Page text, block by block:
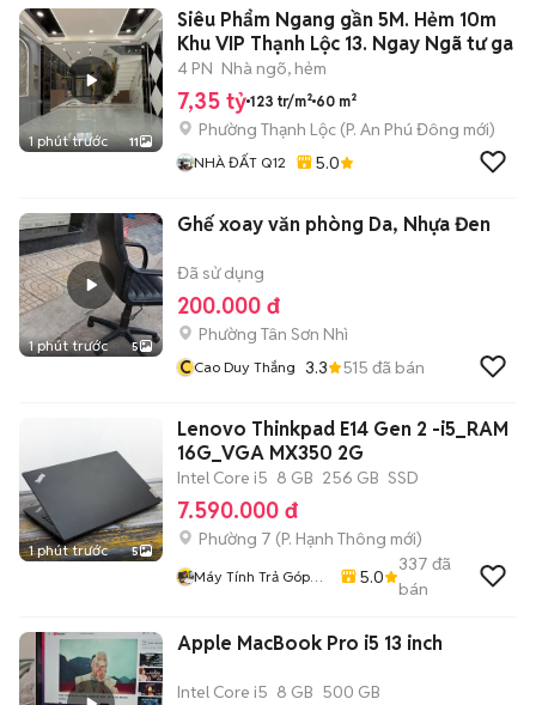
1 phút trước 11
Siêu Phẩm Ngang gần 5M. Hẻm 10m
Khu VIP Thạnh Lộc 13. Ngay Ngã tư ga
4 PN Nhà ngõ, hẻm
7,35 tỷ 123 tr/m² 60 m²
Phường Thạnh Lộc (P. An Phú Đông mới)
NHÀ ĐẤT Q12 5.0
1 phút trước 5
Ghế xoay văn phòng Da, Nhựa Đen
Đã sử dụng
200.000 đ
Phường Tân Sơn Nhì
CCao Duy Thắng 3.3 515 đã bán
1 phút trước 5
Lenovo Thinkpad E14 Gen 2 -i5_RAM
16G_VGA MX350 2G
Intel Core i5 8 GB 256 GB SSD
7.590.000 đ
Phường 7 (P. Hạnh Thông mới)
Máy Tính Trả Góp
5.0
337 đã
bán
Apple MacBook Pro i5 13 inch
Intel Core i5 8 GB 500 GB